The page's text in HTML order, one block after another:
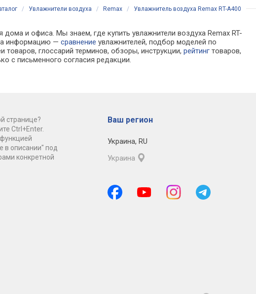
/ Увлажнители воздуха / Remax / Увлажнитель воздуха Remax RT-A400
и офиса. Мы знаем, где купить увлажнители воздуха Remax RT-
информацию —сравнение увлажнителей, подбор моделей по
товаров, глоссарий терминов, обзоры, инструкции,рейтинг товаров,
с письменного согласия редакции.
странице?
Ctrl+Enter.
в описании" под
конкретной
Ваш регион
Украина, RU
Украина